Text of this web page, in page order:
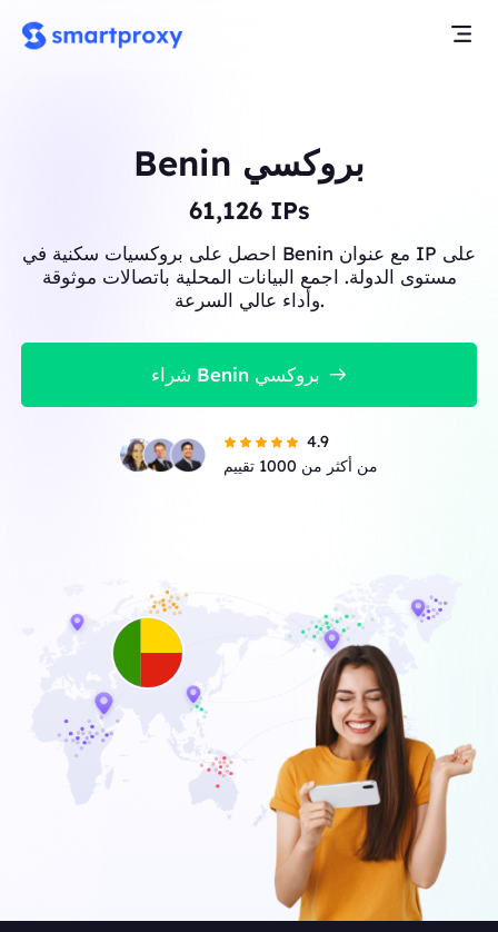
Benin بروكسي
61,126IPs
احصل على بروكسيات سكنية في Benin مع عنوان IP على
مستوى الدولة. اجمع البيانات المحلية باتصالات موثوقة
وأداء عالي السرعة.
شراء Benin بروكسي
4.9
من أكثر من 1000 تقييم